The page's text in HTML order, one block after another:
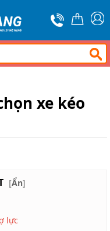
xe kéo
[Ẩn]
lực